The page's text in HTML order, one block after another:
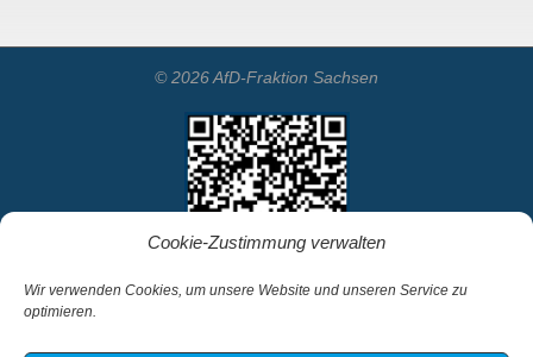
Cookie-Zustimmung verwalten
Wir verwenden Cookies, um unsere Website und unseren Service zu
optimieren.
© 2026 AfD-Fraktion Sachsen
Startseite Kontakt